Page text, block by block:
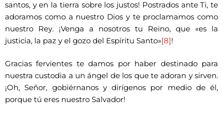
santos, y en la tierra sobre los justos! Postrados ante Ti, te
adoramos como a nuestro Dios y te proclamamos como
nuestro Rey. ¡Venga a nosotros tu Reino, que «es la
justicia, la paz y el gozo del Espíritu Santo»[8]!
Gracias fervientes te damos por haber destinado para
nuestra custodia a un ángel de los que te adoran y sirven.
¡Oh, Señor, gobiérnanos y dirígenos por medio de él,
porque tú eres nuestro Salvador!